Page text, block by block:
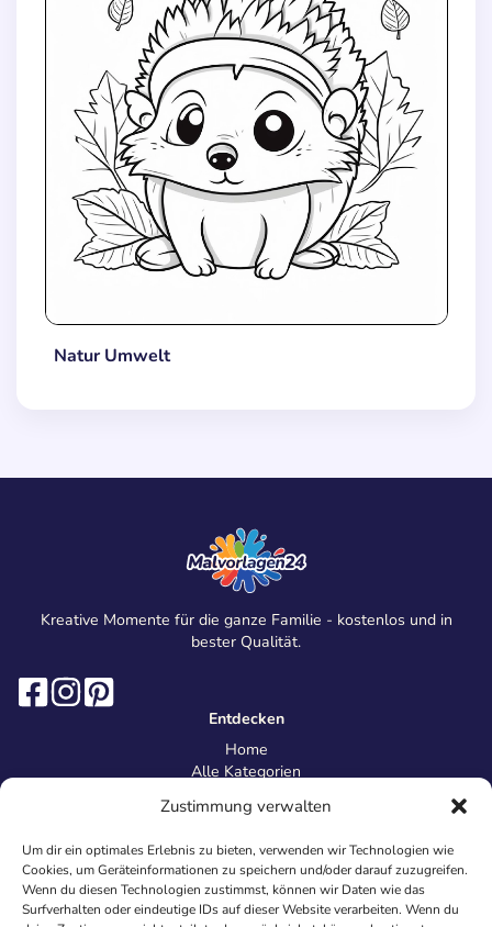
Zustimmung verwalten
Um dir ein optimales Erlebnis zu bieten, verwenden wir Technologien wie
Cookies, um Geräteinformationen zu speichern und/oder darauf zuzugreifen.
Wenn du diesen Technologien zustimmst, können wir Daten wie das
Surfverhalten oder eindeutige IDs auf dieser Website verarbeiten. Wenn du
Natur Umwelt
Kreative Momente für die ganze Familie - kostenlos und in
bester Qualität.
Entdecken
Home
Alle Kategorien
Information
Über uns
Kontakt
Inhaltsrichtlinien
Recht & Datenschutz